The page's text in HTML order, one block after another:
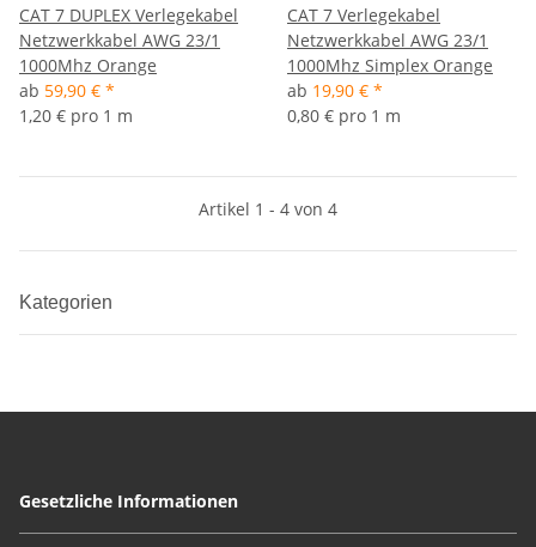
CAT 7 DUPLEX Verlegekabel
Netzwerkkabel AWG 23/1
1000Mhz Orange
ab 59,90 € *
1,20 € pro 1 m
CAT 7 Verlegekabel
Netzwerkkabel AWG 23/1
1000Mhz Simplex Orange
ab 19,90 € *
0,80 € pro 1 m
Artikel 1 - 4 von 4
Kategorien
Gesetzliche Informationen